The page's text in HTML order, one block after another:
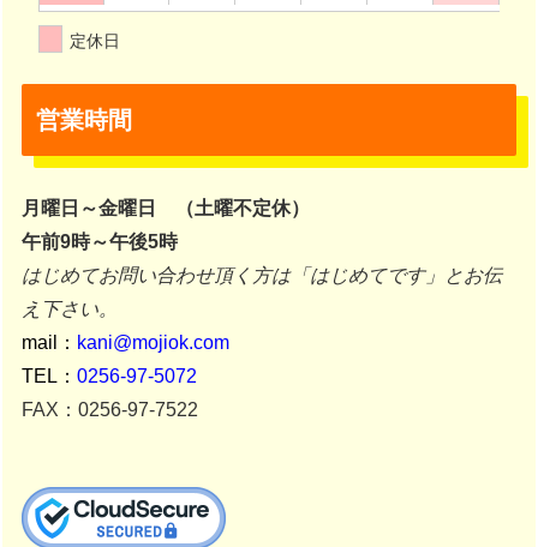
定休日
営業時間
月曜日～金曜日 （土曜不定休）
午前9時～午後5時
はじめてお問い合わせ頂く方は「はじめてです」とお伝
え下さい。
mail： kani@mojiok.com
TEL：0256-97-5072
FAX：0256-97-7522